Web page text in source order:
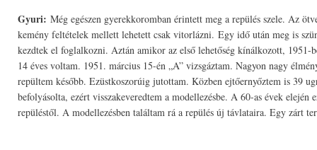
Gyuri: Még egészen gyerekkoromban érintett meg a repülés szele. Az
kemény feltételek mellett lehetett csak vitorlázni. Egy idő után meg is
kezdtek el foglalkozni. Aztán amikor az első lehetőség kínálkozott,
14 éves voltam. 1951. március 15-én „A” vizsgáztam. Nagyon nagy
repültem később. Ezüstkoszorúig jutottam. Közben ejtőernyőztem is 39
befolyásolta, ezért visszakeveredtem a modellezésbe. A 60-as évek
repüléstől. A modellezésben találtam rá a repülés új távlataira. Egy zárt